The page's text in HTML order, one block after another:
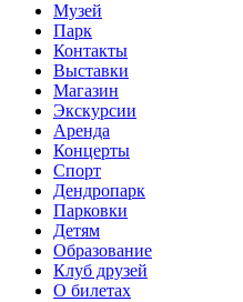
Музей
Парк
Контакты
Выставки
Магазин
Экскурсии
Аренда
Концерты
Спорт
Дендропарк
Парковки
Детям
Образование
Клуб друзей
О билетах